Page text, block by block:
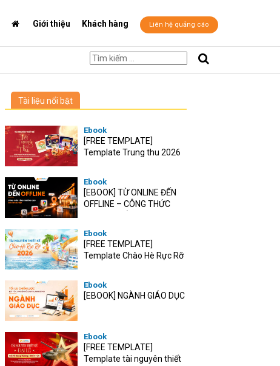
Giới thiệu Khách hàng Liên hệ quảng cáo
Tài liệu nổi bật
Ebook
[FREE TEMPLATE]
Template Trung thu 2026
Ebook
[EBOOK] TỪ ONLINE ĐẾN
OFFLINE – CÔNG THỨC
Ebook
[FREE TEMPLATE]
Template Chào Hè Rực Rỡ
Ebook
[EBOOK] NGÀNH GIÁO DỤC
Ebook
[FREE TEMPLATE]
Template tài nguyên thiết